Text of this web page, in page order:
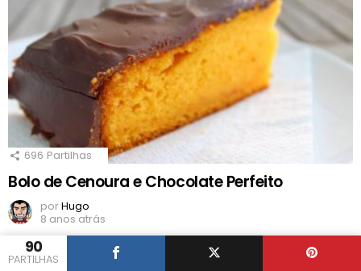
90
PARTILHAS
696 Partilhas
Bolo de Cenoura e Chocolate Perfeito
porHugo
8 anos atrás